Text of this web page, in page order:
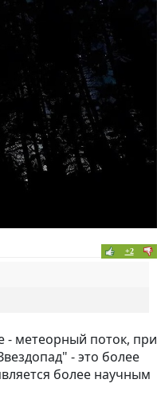
+2
- метеорный поток, при
- это более
более научным